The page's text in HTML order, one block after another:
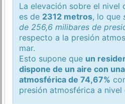
La elevación sobre el nivel
es de 2312 metros, lo que
de 256,6 milibares de
respecto a la presión
mar.
Esto supone que un
dispone de un aire con
atmosférica de 74,67%
presión atmosférica a nivel